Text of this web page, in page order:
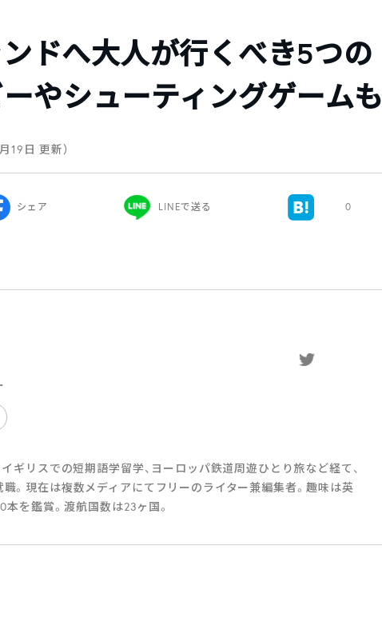
ドへ大人が行くべき5つの
やシューティングゲームも
19日 更新）
シェア LINEで送る 0
イギリスでの短期語学留学、ヨーロッパ鉄道周遊ひとり旅など経て、
。現在は複数メディアにてフリーのライター兼編集者。趣味は英
を鑑賞。渡航国数は23ヶ国。